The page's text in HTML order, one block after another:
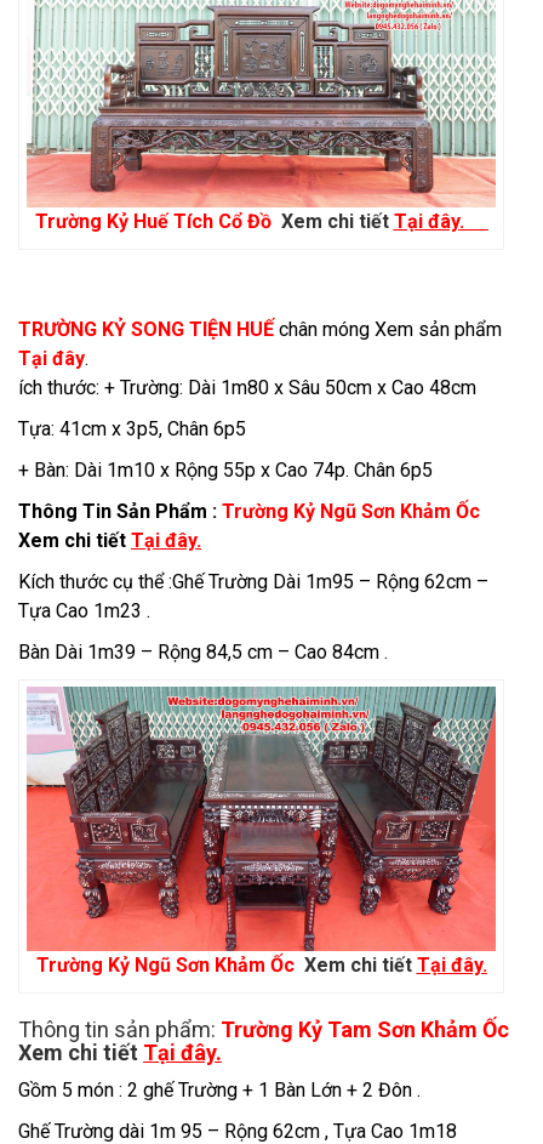
Trường Kỷ Huế Tích Cổ ĐồXem chi tiết Tại đây.
TRƯỜNG KỶ SONG TIỆN HUẾ chân móng Xem sản phẩm
Tại đây.
ích thước: + Trường: Dài 1m80 x Sâu 50cm x Cao 48cm
Tựa: 41cm x 3p5, Chân 6p5
+ Bàn: Dài 1m10 x Rộng 55p x Cao 74p. Chân 6p5
Thông Tin Sản Phẩm : Trường Kỷ Ngũ Sơn Khảm Ốc
Xem chi tiết Tại đây.
Kích thước cụ thể :Ghế Trường Dài 1m95 – Rộng 62cm –
Tựa Cao 1m23 .
Bàn Dài 1m39 – Rộng 84,5 cm – Cao 84cm .
Trường Kỷ Ngũ Sơn Khảm ỐcXem chi tiết Tại đây.
Thông tin sản phẩm: Trường Kỷ Tam Sơn Khảm Ốc
Xem chi tiết Tại đây.
Gồm 5 món : 2 ghế Trường + 1 Bàn Lớn + 2 Đôn .
Ghế Trường dài 1m 95 – Rộng 62cm , Tựa Cao 1m18